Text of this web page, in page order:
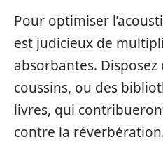
Pour optimiser
est judicieux de
absorbantes. Disposez
coussins, ou des
livres, qui
contre la